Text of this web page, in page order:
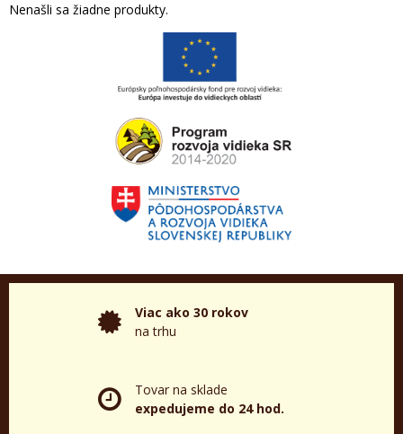
Nenašli sa žiadne produkty.
Viac ako 30 rokov
na trhu
Tovar na sklade
expedujeme do 24 hod.